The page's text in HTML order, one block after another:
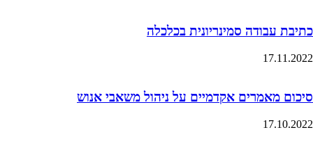
כתיבת עבודה סמינריונית בכלכלה
17.11.2022
סיכום מאמרים אקדמיים על ניהול משאבי אנוש
17.10.2022